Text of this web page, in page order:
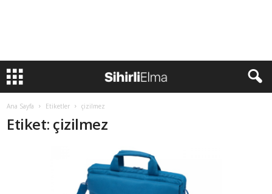
Ana Sayfa Etiketler çizilmez
Etiket: çizilmez